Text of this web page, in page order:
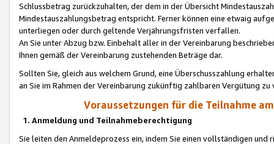
Schlussbetrag zurückzuhalten, der dem in der Übersicht
Mindestauszahlungsbetrag entspricht. Ferner können eine etwaig
unterliegen oder durch geltende Verjährungsfristen verfallen.
An Sie unter Abzug bzw. Einbehalt aller in der Vereinbarung
Ihnen gemäß der Vereinbarung zustehenden Beträge dar.
Sollten Sie, gleich aus welchem Grund, eine Überschusszahlung
an Sie im Rahmen der Vereinbarung zukünftig zahlbaren Vergütung zu
Voraussetzungen für die Teilnahme
1. Anmeldung und Teilnahmeberechtigung
Sie leiten den Anmeldeprozess ein, indem Sie einen vollständigen